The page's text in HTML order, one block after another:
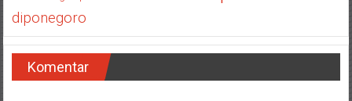
diponegoro
Komentar